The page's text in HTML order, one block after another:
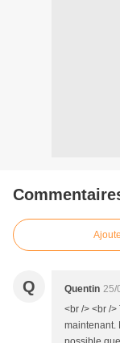
Q Quentin 25/
<br /> <br /
maintenant.